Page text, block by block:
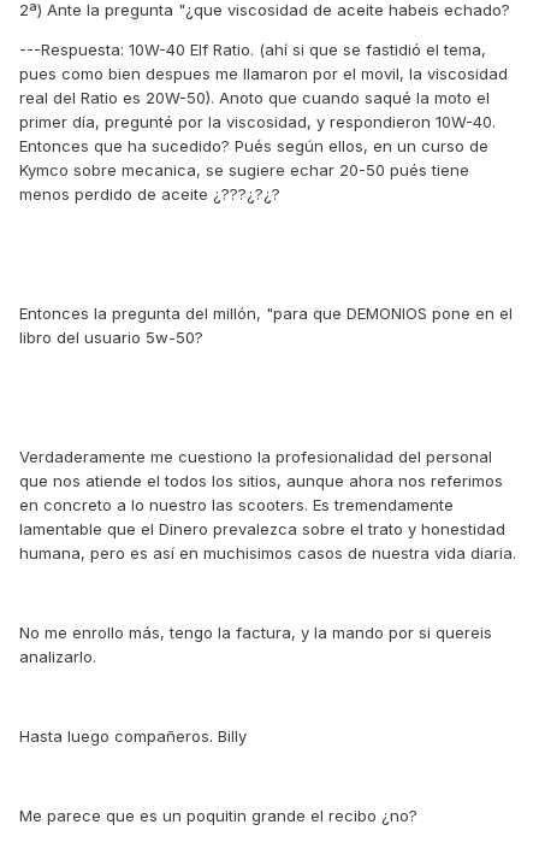
2ª) Ante la pregunta "¿que viscosidad de aceite habeis echado?
---Respuesta: 10W-40 Elf Ratio. (ahí si que se fastidió el tema,
pues como bien despues me llamaron por el movil, la viscosidad
real del Ratio es 20W-50). Anoto que cuando saqué la moto el
primer día, pregunté por la viscosidad, y respondieron 10W-40.
Entonces que ha sucedido? Pués según ellos, en un curso de
Kymco sobre mecanica, se sugiere echar 20-50 pués tiene
menos perdido de aceite ¿???¿?¿?
Entonces la pregunta del millón, "para que DEMONIOS pone en el
libro del usuario 5w-50?
Verdaderamente me cuestiono la profesionalidad del personal
que nos atiende el todos los sitios, aunque ahora nos referimos
en concreto a lo nuestro las scooters. Es tremendamente
lamentable que el Dinero prevalezca sobre el trato y honestidad
humana, pero es así en muchisimos casos de nuestra vida diaria.
No me enrollo más, tengo la factura, y la mando por si quereis
analizarlo.
Hasta luego compañeros. Billy
Me parece que es un poquitin grande el recibo ¿no?